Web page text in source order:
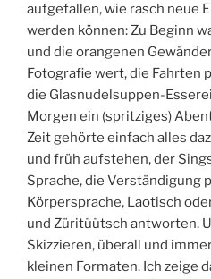
aufgefallen, wie rasch neue
werden können: Zu Beginn
und die orangenen
Fotografie wert, die Fahrten
die Glasnudelsuppen-
Morgen ein (spritziges)
Zeit gehörte einfach alles
und früh aufstehen, der
Sprache, die Verständigung
Körpersprache, Laotisch
und Züritüütsch antworten.
Skizzieren, überall und
kleinen Formaten. Ich zeige